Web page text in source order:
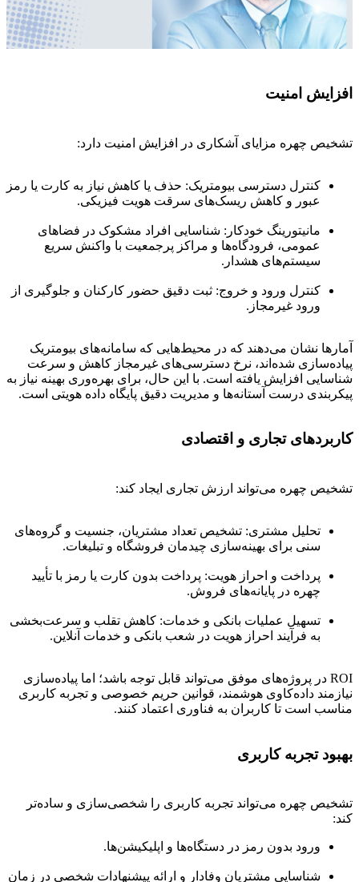
افزایش امنیت
تشخیص چهره مزایای آشکاری در افزایش امنیت دارد:
کنترل دسترسی بیومتریک: حذف یا کاهش نیاز به کارت یا رمز
عبور و کاهش ریسک‌های سرقت هویت فیزیکی.
مانیتورینگ خودکار: شناسایی افراد مشکوک در فضاهای
عمومی، فرودگاه‌ها و مراکز پرجمعیت با واکنش سریع
سیستم‌های هشدار.
کنترل ورود و خروج: ثبت دقیق حضور کارکنان و جلوگیری از
ورود غیرمجاز.
آمارها نشان می‌دهند که در محیط‌هایی که سامانه‌های بیومتریک
پیاده‌سازی شده‌اند، نرخ دسترسی‌های غیرمجاز کاهش و سرعت
شناسایی افزایش یافته است. با این حال، برای بهره‌وری بهینه نیاز به
پیکربندی درست آستانه‌ها و مدیریت دقیق پایگاه داده هویتی است.
کاربردهای تجاری و اقتصادی
تشخیص چهره می‌تواند ارزش تجاری ایجاد کند:
تحلیل مشتری: تشخیص تعداد مشتریان، جنسیت و گروه‌های
سنی برای بهینه‌سازی چیدمان فروشگاه و تبلیغات.
پرداخت و احراز هویت: پرداخت بدون کارت یا رمز با تأیید
چهره در پایانه‌های فروش.
تسهیل عملیات بانکی و خدمات: کاهش تقلب و سرعت‌بخشی
به فرآیند احراز هویت در شعب بانکی و خدمات آنلاین.
ROI در پروژه‌های موفق می‌تواند قابل توجه باشد؛ اما پیاده‌سازی
نیازمند داده‌کاوی هوشمند، قوانین حریم خصوصی و تجربه کاربری
مناسب است تا کاربران به فناوری اعتماد کنند.
بهبود تجربه کاربری
تشخیص چهره می‌تواند تجربه کاربری را شخصی‌سازی و ساده‌تر
کند:
ورود بدون رمز در دستگاه‌ها و اپلیکیشن‌ها.
شناسایی مشتریان وفادار و ارائه پیشنهادات شخصی در زمان